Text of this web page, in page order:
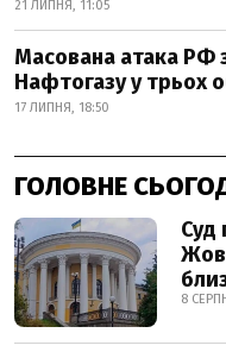
21 ЛИПНЯ, 11:05
Масована атака РФ
Нафтогазу у трьох
17 ЛИПНЯ, 18:50
ГОЛОВНЕ
Суд
8